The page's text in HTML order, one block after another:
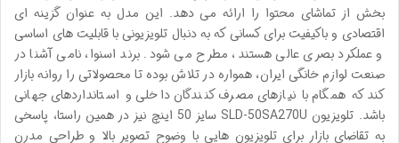
بخش از تماشای محتوا را ارائه می دهد. این مدل به عنوان گزینه ای
اقتصادی و باکیفیت برای کسانی که به دنبال تلویزیونی با قابلیت های اساسی
و عملکرد بصری عالی هستند، مطرح می شود. برند اسنوا، نامی آشنا در
صنعت لوازم خانگی ایران، همواره در تلاش بوده تا محصولاتی را روانه بازار
کند که همگام با نیازهای مصرف کنندگان داخلی و استانداردهای جهانی
باشد. تلویزیون SLD-50SA270U سایز 50 اینچ نیز در همین راستا، پاسخی
به تقاضای بازار برای تلویزیون هایی با وضوح تصویر بالا و طراحی مدرن